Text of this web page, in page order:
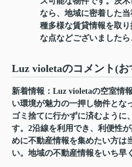
なら、地域に密着した
種多様な賃貸情報を取
な点などございましたら
Luz violetaのコメント(
新着情報：Luz violetaの空室情
い環境が魅力の一押し物件とな
ゴミ捨てに行かずに済むように
す。2沿線を利用でき、利便性
めに不動産情報を集めたい方は
い。地域の不動産情報をいち早